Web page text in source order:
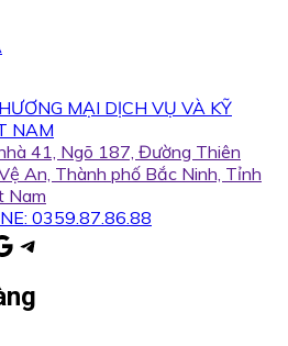
MẠI DỊCH VỤ VÀ KỸ
NAM
41, Ngõ 187, Đường Thiên
An, Thành phố Bắc Ninh, Tỉnh
Nam
0359.87.86.88
Telegram